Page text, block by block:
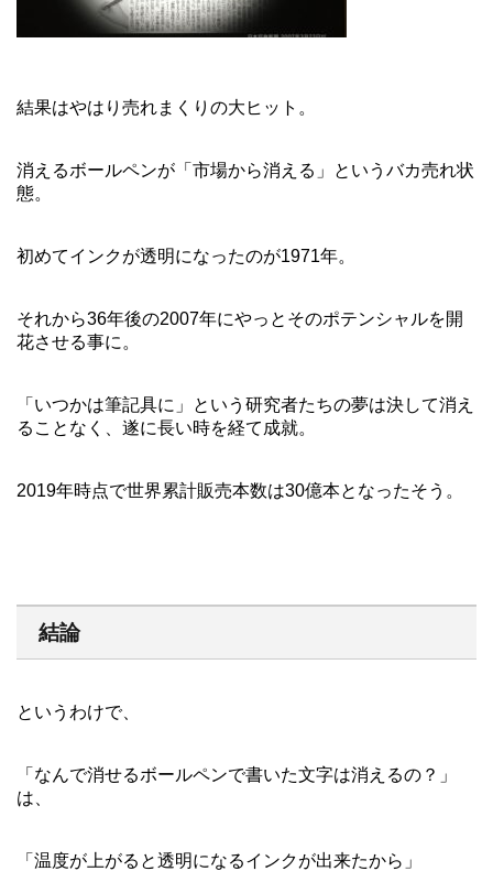
結果はやはり売れまくりの大ヒット。
消えるボールペンが「市場から消える」というバカ売れ状
態。
初めてインクが透明になったのが1971年。
それから36年後の2007年にやっとそのポテンシャルを開
花させる事に。
「いつかは筆記具に」という研究者たちの夢は決して消え
ることなく、遂に長い時を経て成就。
2019年時点で世界累計販売本数は30億本となったそう。
結論
というわけで、
「なんで消せるボールペンで書いた文字は消えるの？」
は、
「温度が上がると透明になるインクが出来たから」